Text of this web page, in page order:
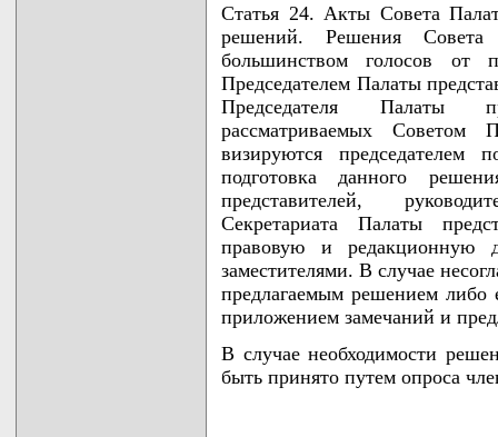
Статья 24. Акты Совета
решений. Решения Совета
большинством голосов от
Председателем Палаты
Председателя Палаты
рассматриваемых Советом
визируются председателем
подготовка данного
представителей,
Секретариата Палаты
правовую и редакционную
заместителями. В случае
предлагаемым решением либо
приложением замечаний и
В случае необходимости
быть принято путем опроса